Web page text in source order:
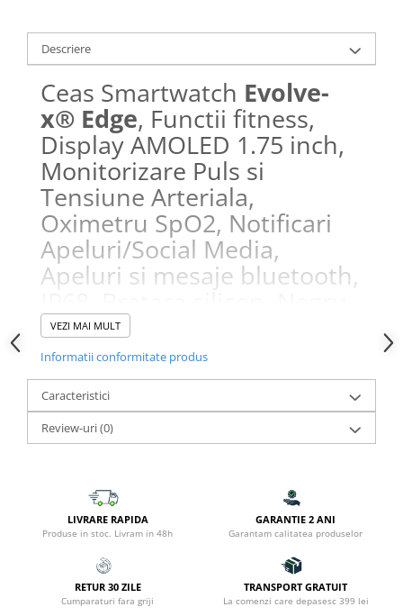
Descriere
Ceas Smartwatch Evolve-
x® Edge, Functii fitness,
Display AMOLED 1.75 inch,
Monitorizare Puls si
Tensiune Arteriala,
Oximetru SpO2, Notificari
Apeluri/Social Media,
Apeluri si mesaje bluetooth,
VEZI MAI MULT
Informatii conformitate produs
Caracteristici
Review-uri(0)
LIVRARE RAPIDA
Produse in stoc. Livram in 48h
GARANTIE 2 ANI
Garantam calitatea produselor
RETUR 30 ZILE
Cumparaturi fara griji
TRANSPORT GRATUIT
La comenzi care depasesc 399 lei